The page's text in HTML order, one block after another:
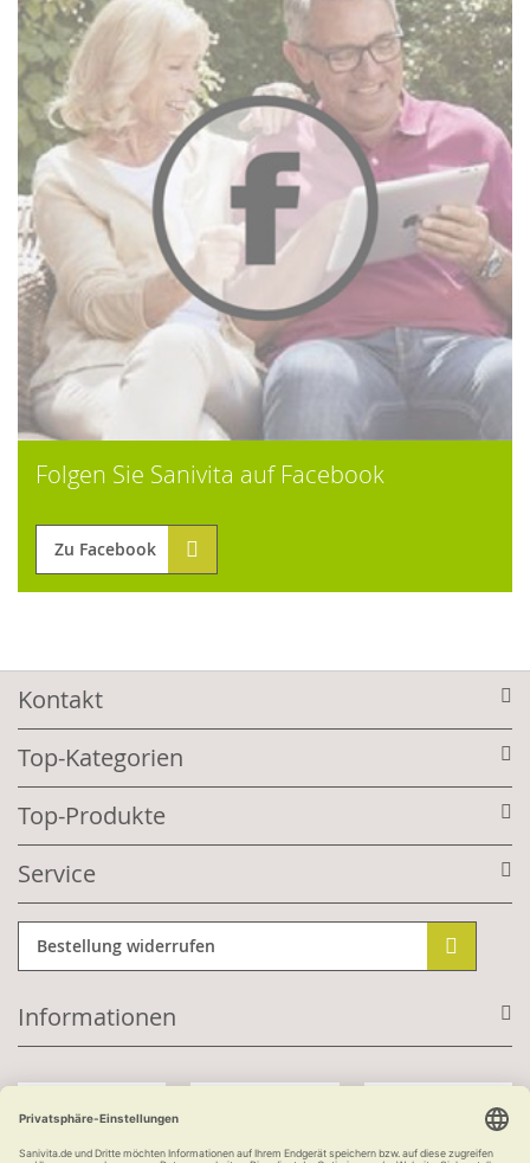
Folgen Sie Sanivita auf Facebook
Zu Facebook
Kontakt
Top-Kategorien
Top-Produkte
Service
Bestellung widerrufen
Informationen